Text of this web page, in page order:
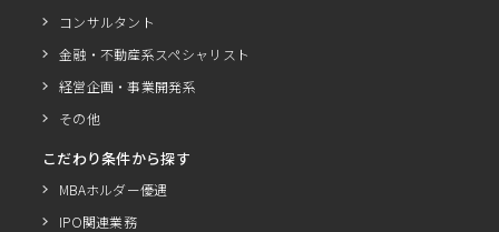
コンサルタント
金融・不動産系スペシャリスト
経営企画・事業開発系
その他
こだわり条件から探す
MBAホルダー優遇
IPO関連業務